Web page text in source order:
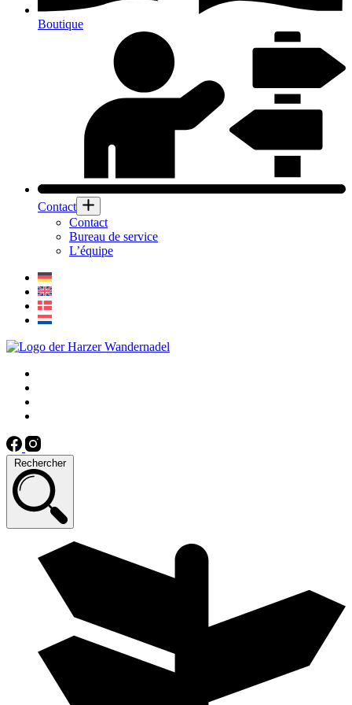
Boutique
Contact
Contact
Bureau de service
L’équipe
Rechercher